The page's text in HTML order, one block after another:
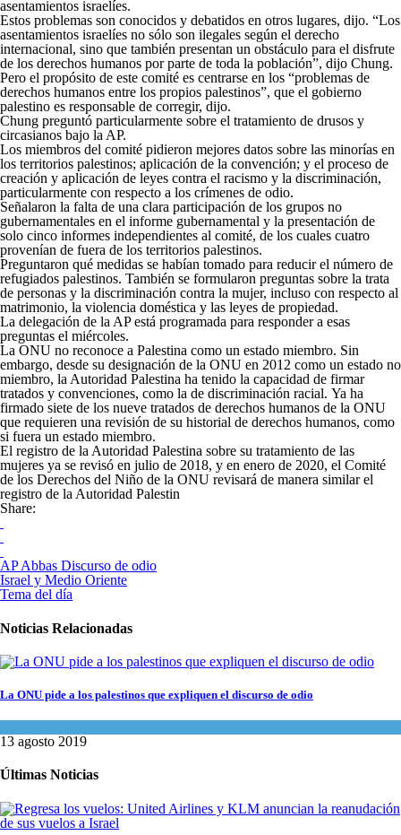
asentamientos israelíes.
Estos problemas son conocidos y debatidos en otros lugares, dijo. “Los
asentamientos israelíes no sólo son ilegales según el derecho
internacional, sino que también presentan un obstáculo para el disfrute
de los derechos humanos por parte de toda la población”, dijo Chung.
Pero el propósito de este comité es centrarse en los “problemas de
derechos humanos entre los propios palestinos”, que el gobierno
palestino es responsable de corregir, dijo.
Chung preguntó particularmente sobre el tratamiento de drusos y
circasianos bajo la AP.
Los miembros del comité pidieron mejores datos sobre las minorías en
los territorios palestinos; aplicación de la convención; y el proceso de
creación y aplicación de leyes contra el racismo y la discriminación,
particularmente con respecto a los crímenes de odio.
Señalaron la falta de una clara participación de los grupos no
gubernamentales en el informe gubernamental y la presentación de
solo cinco informes independientes al comité, de los cuales cuatro
provenían de fuera de los territorios palestinos.
Preguntaron qué medidas se habían tomado para reducir el número de
refugiados palestinos. También se formularon preguntas sobre la trata
de personas y la discriminación contra la mujer, incluso con respecto al
matrimonio, la violencia doméstica y las leyes de propiedad.
La delegación de la AP está programada para responder a esas
preguntas el miércoles.
La ONU no reconoce a Palestina como un estado miembro. Sin
embargo, desde su designación de la ONU en 2012 como un estado no
miembro, la Autoridad Palestina ha tenido la capacidad de firmar
tratados y convenciones, como la de discriminación racial. Ya ha
firmado siete de los nueve tratados de derechos humanos de la ONU
que requieren una revisión de su historial de derechos humanos, como
si fuera un estado miembro.
El registro de la Autoridad Palestina sobre su tratamiento de las
mujeres ya se revisó en julio de 2018, y en enero de 2020, el Comité
de los Derechos del Niño de la ONU revisará de manera similar el
registro de la Autoridad Palestin
Share:
AP Abbas Discurso de odio
Israel y Medio Oriente
Tema del día
Noticias Relacionadas
La ONU pide a los palestinos que expliquen el discurso de odio
13 agosto 2019
Últimas Noticias